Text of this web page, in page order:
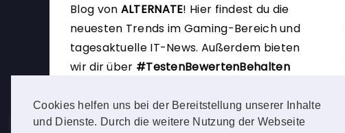
Cookies helfen uns bei der Bereitstellung unserer Inhalte
und Dienste. Durch die weitere Nutzung der Webseite
Blog von ALTERNATE! Hier findest du die
neuesten Trends im Gaming-Bereich und
tagesaktuelle IT-News. Außerdem bieten
wir dir über #TestenBewertenBehalten
werden.